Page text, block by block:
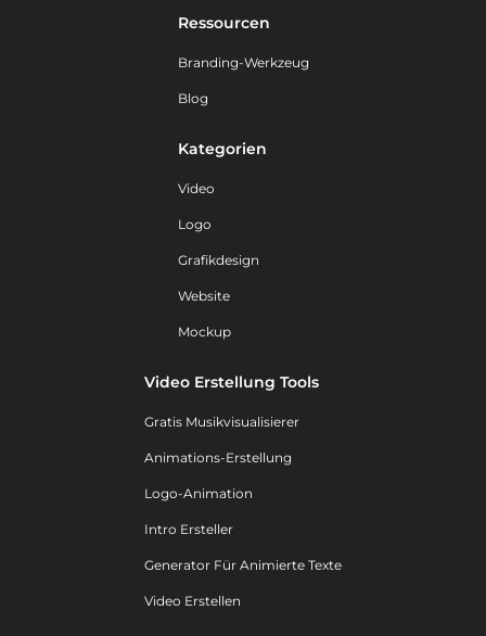
Ressourcen
Branding-Werkzeug
Blog
Kategorien
Video
Logo
Grafikdesign
Website
Mockup
Video Erstellung Tools
Gratis Musikvisualisierer
Animations-Erstellung
Logo-Animation
Intro Ersteller
Generator Für Animierte Texte
Video Erstellen